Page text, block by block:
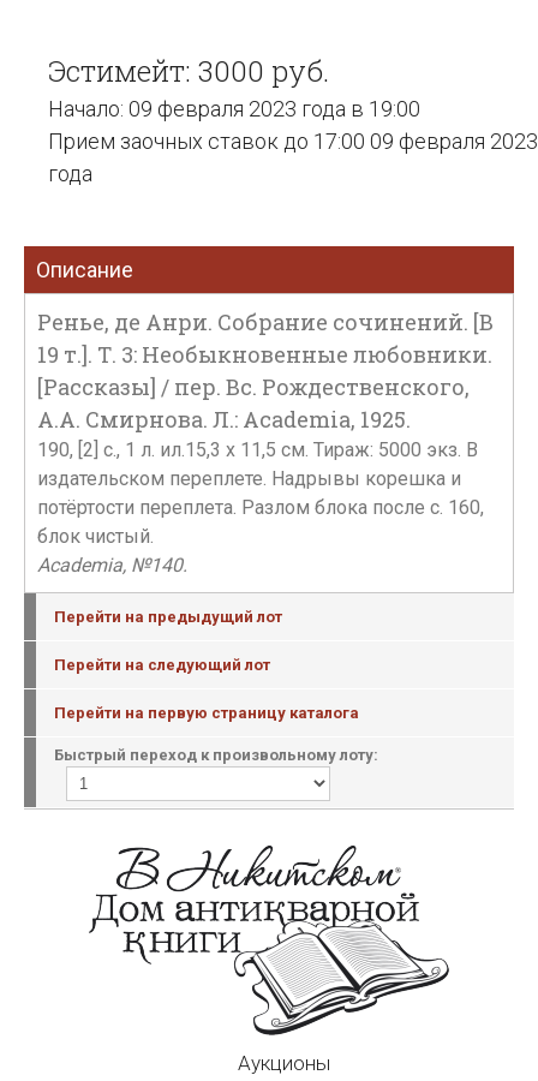
Эстимейт: 3000 руб.
Начало: 09 февраля 2023 года в 19:00
Прием заочных ставок до 17:00 09 февраля 2023
года
Описание
Ренье, де Анри. Собрание сочинений. [В
19 т.]. Т. 3: Необыкновенные любовники.
[Рассказы] / пер. Вс. Рождественского,
А.А. Смирнова. Л.: Academia, 1925.
190, [2] с., 1 л. ил.15,3 х 11,5 см. Тираж: 5000 экз. В
издательском переплете. Надрывы корешка и
потёртости переплета. Разлом блока после с. 160,
блок чистый.
Academia, №140.
Перейти на предыдущий лот
Перейти на следующий лот
Перейти на первую страницу каталога
Быстрый переход к произвольному лоту:
Аукционы